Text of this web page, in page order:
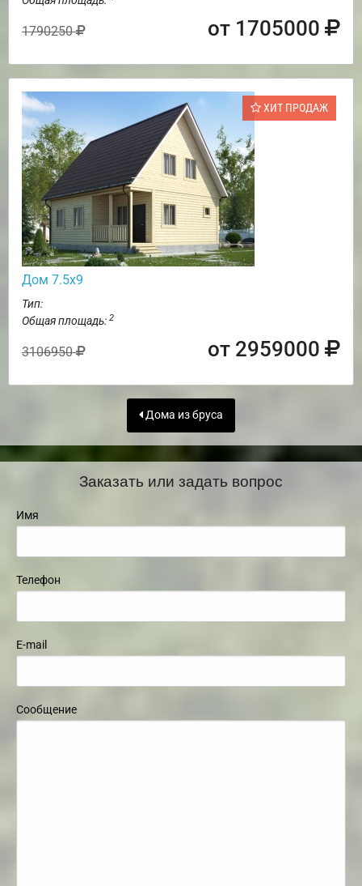
1790250 от 1705000
ХИТ ПРОДАЖ
Дом 7.5х9
Тип:
Общая площадь: 2
3106950 от 2959000
Дома из бруса
Заказать или задать вопрос
Имя
Телефон
E-mail
Сообщение